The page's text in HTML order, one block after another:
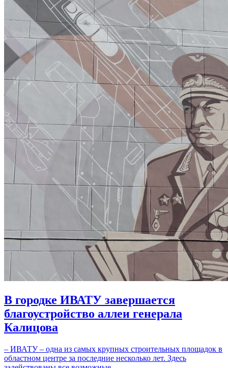
В городке ИВАТУ завершается
благоустройство аллеи генерала
Калицова
– ИВАТУ – одна из самых крупных строительных площадок в
областном центре за последние несколько лет. Здесь